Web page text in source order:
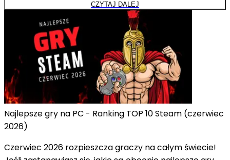
CZYTAJ DALEJ
Najlepsze gry na PC - Ranking TOP 10 Steam (czerwiec
2026)
Czerwiec 2026 rozpieszcza graczy na całym świecie!